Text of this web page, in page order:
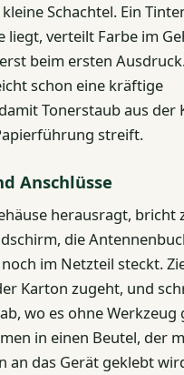
Schachtel. Ein
liegt, verteilt Farbe im
beim ersten
schon eine kräftige
Tonerstaub aus der
streift.
Anschlüsse
herausragt, bricht
die
im Netzteil steckt.
Karton zugeht, und
wo es ohne Werkzeug
in einen Beutel, der
an das Gerät geklebt